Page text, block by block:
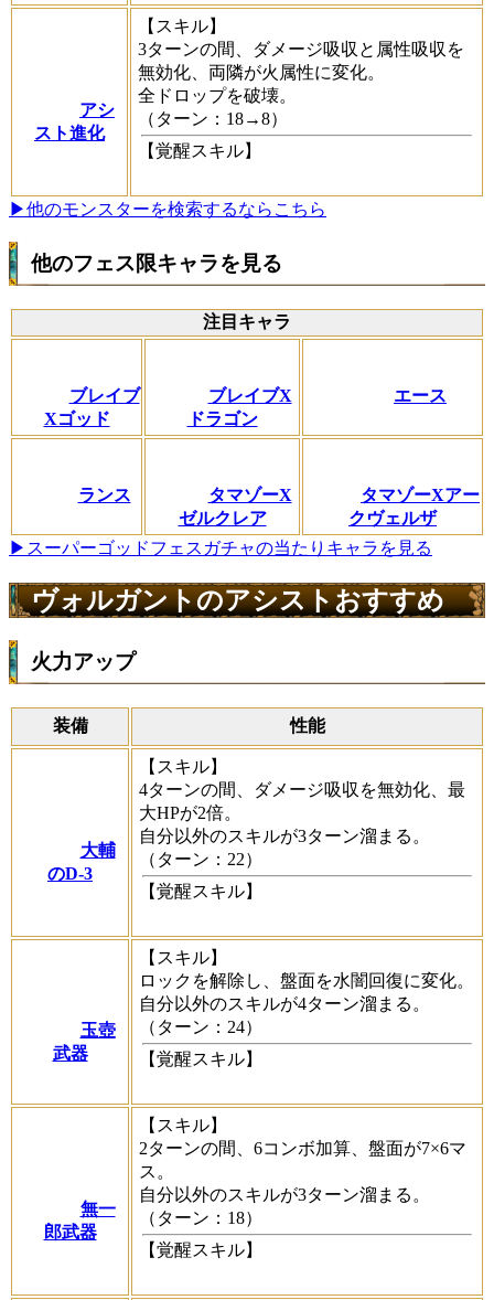
アシ
スト進化
【スキル】
3ターンの間、ダメージ吸収と属性吸収を
無効化、両隣が火属性に変化。
全ドロップを破壊。
（ターン：18→8）
【覚醒スキル】
▶他のモンスターを検索するならこちら
他のフェス限キャラを見る
注目キャラ
ブレイブ
Xゴッド
ブレイブX
ドラゴン
エース
ランス
タマゾーX
ゼルクレア
タマゾーXアー
クヴェルザ
▶スーパーゴッドフェスガチャの当たりキャラを見る
ヴォルガントのアシストおすすめ
火力アップ
装備 性能
大輔
のD-3
【スキル】
4ターンの間、ダメージ吸収を無効化、最
大HPが2倍。
自分以外のスキルが3ターン溜まる。
（ターン：22）
【覚醒スキル】
玉壺
武器
【スキル】
ロックを解除し、盤面を水闇回復に変化。
自分以外のスキルが4ターン溜まる。
（ターン：24）
【覚醒スキル】
無一
郎武器
【スキル】
2ターンの間、6コンボ加算、盤面が7×6マ
ス。
自分以外のスキルが3ターン溜まる。
（ターン：18）
【覚醒スキル】